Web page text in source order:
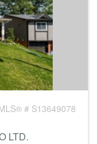
# S13649078
LTD.